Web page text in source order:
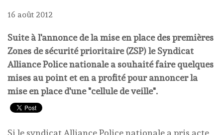
16 août 2012
Suite à l'annonce de la mise en place des premières
Zones de sécurité prioritaire (ZSP) le Syndicat
Alliance Police nationale a souhaité faire quelques
mises au point et en a profité pour annoncer la
mise en place d'une "cellule de veille".
Si le syndicat Alliance Police nationale a pris acte